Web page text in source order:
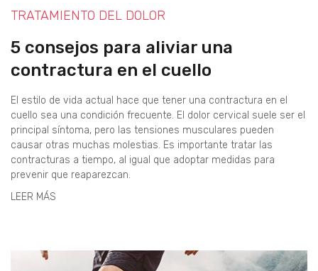
TRATAMIENTO DEL DOLOR
5 consejos para aliviar una
contractura en el cuello
El estilo de vida actual hace que tener una contractura en el
cuello sea una condición frecuente. El dolor cervical suele ser el
principal síntoma, pero las tensiones musculares pueden
causar otras muchas molestias. Es importante tratar las
contracturas a tiempo, al igual que adoptar medidas para
prevenir que reaparezcan.
LEER MÁS